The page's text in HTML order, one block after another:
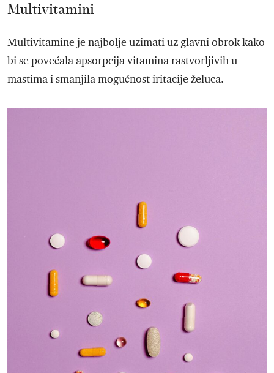
Multivitamini
Multivitamine je najbolje uzimati uz glavni obrok kako
bi se povećala apsorpcija vitamina rastvorljivih u
mastima i smanjila mogućnost iritacije želuca.